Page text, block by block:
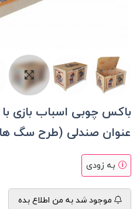
باکس چوبی اسباب بازی با
عنوان صندلی (طرح سگ
به زودی
موجود شد به من اطلاع بده